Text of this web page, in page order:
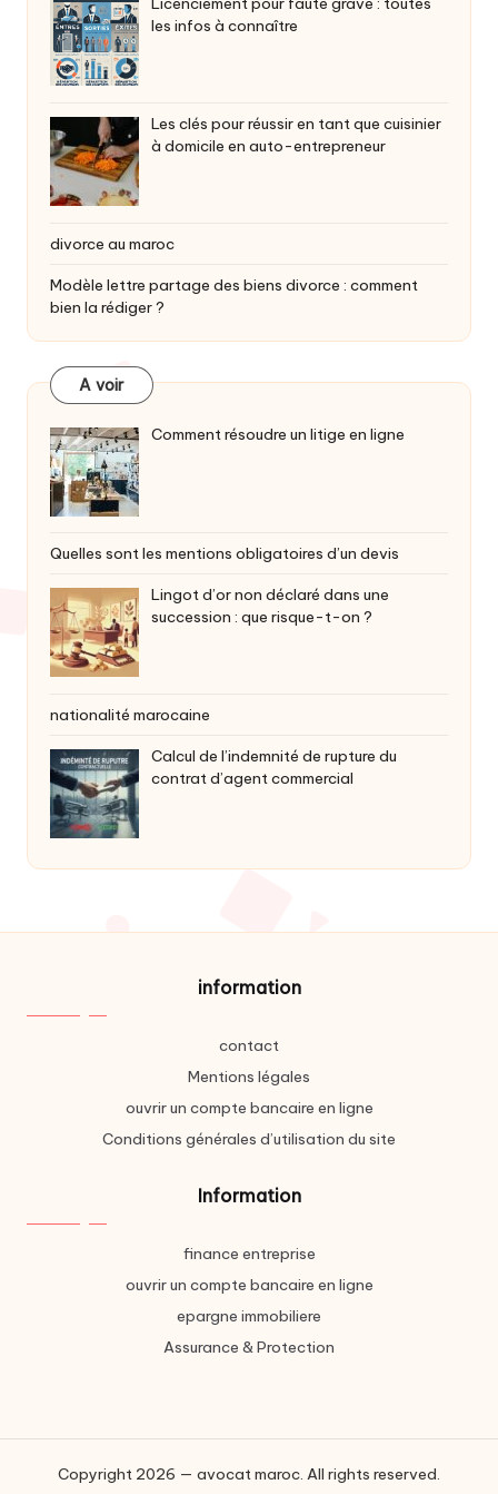
les infos à connaître
Les clés pour réussir en tant que cuisinier
à domicile en auto-entrepreneur
divorce au maroc
Modèle lettre partage des biens divorce : comment
bien la rédiger ?
A voir
Comment résoudre un litige en ligne
Quelles sont les mentions obligatoires d’un devis
Lingot d’or non déclaré dans une
succession : que risque-t-on ?
nationalité marocaine
Calcul de l’indemnité de rupture du
contrat d’agent commercial
information
contact
Mentions légales
ouvrir un compte bancaire en ligne
Conditions générales d’utilisation du site
Information
finance entreprise
ouvrir un compte bancaire en ligne
epargne immobiliere
Assurance & Protection
Copyright 2026 — avocat maroc. All rights reserved.